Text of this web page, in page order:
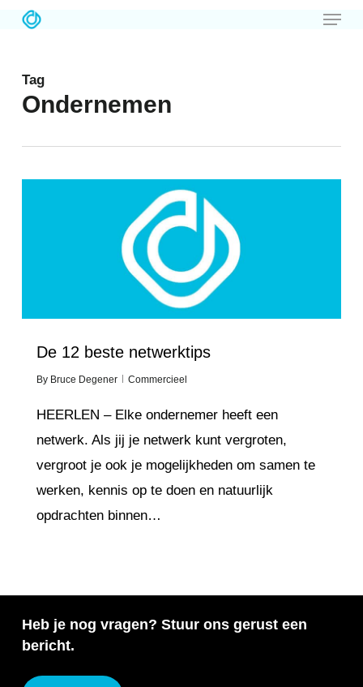
Skip
content
Menu
Tag
Ondernemen
De 12 beste netwerktips
By Bruce Degener Commercieel
HEERLEN – Elke ondernemer heeft een
netwerk. Als jij je netwerk kunt vergroten,
vergroot je ook je mogelijkheden om samen te
werken, kennis op te doen en natuurlijk
opdrachten binnen…
Heb je nog vragen? Stuur ons gerust een
bericht.